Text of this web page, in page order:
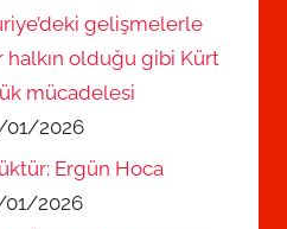
gelişmelerle
halkın olduğu gibi Kürt
mücadelesi
01/2026
Ergün Hoca
01/2026